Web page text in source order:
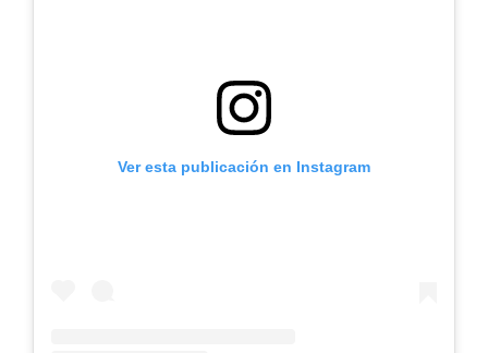
Ver esta publicación en Instagram